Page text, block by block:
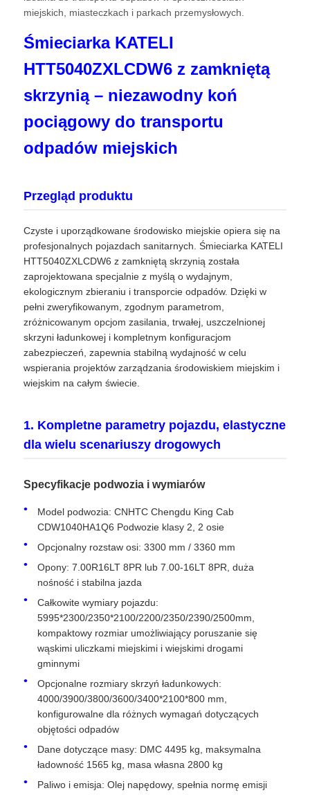
Dom
Produkty
O nas
miejskich, miasteczkach i parkach przemysłowych.
Śmieciarka KATELI
HTT5040ZXLCDW6 z zamkniętą
skrzynią – niezawodny koń
pociągowy do transportu
odpadów miejskich
Przegląd produktu
Czyste i uporządkowane środowisko miejskie opiera się na
profesjonalnych pojazdach sanitarnych. Śmieciarka KATELI
HTT5040ZXLCDW6 z zamkniętą skrzynią została
zaprojektowana specjalnie z myślą o wydajnym,
ekologicznym zbieraniu i transporcie odpadów. Dzięki w
pełni zweryfikowanym, zgodnym parametrom,
zróżnicowanym opcjom zasilania, trwałej, uszczelnionej
skrzyni ładunkowej i kompletnym konfiguracjom
zabezpieczeń, zapewnia stabilną wydajność w celu
wspierania projektów zarządzania środowiskiem miejskim i
wiejskim na całym świecie.
1. Kompletne parametry pojazdu, elastyczne
dla wielu scenariuszy drogowych
Specyfikacje podwozia i wymiarów
Model podwozia: CNHTC Chengdu King Cab
CDW1040HA1Q6 Podwozie klasy 2, 2 osie
Opcjonalny rozstaw osi: 3300 mm / 3360 mm
Opony: 7.00R16LT 8PR lub 7.00-16LT 8PR, duża
nośność i stabilna jazda
Całkowite wymiary pojazdu:
5995*2300/2350*2100/2200/2350/2390/2500mm,
kompaktowy rozmiar umożliwiający poruszanie się
wąskimi uliczkami miejskimi i wiejskimi drogami
gminnymi
Opcjonalne rozmiary skrzyń ładunkowych:
4000/3900/3800/3600/3400*2100*800 mm,
konfigurowalne dla różnych wymagań dotyczących
objętości odpadów
Dane dotyczące masy: DMC 4495 kg, maksymalna
ładowność 1565 kg, masa własna 2800 kg
Paliwo i emisja: Olej napędowy, spełnia normę emisji